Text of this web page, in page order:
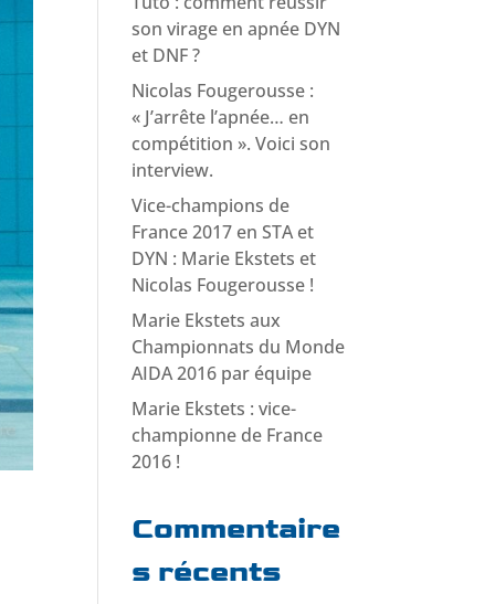
son virage en apnée DYN
et DNF ?
Nicolas Fougerousse :
« J’arrête l’apnée… en
compétition ». Voici son
interview.
Vice-champions de
France 2017 en STA et
DYN : Marie Ekstets et
Nicolas Fougerousse !
Marie Ekstets aux
Championnats du Monde
AIDA 2016 par équipe
Marie Ekstets : vice-
championne de France
2016 !
Commentaire
s récents